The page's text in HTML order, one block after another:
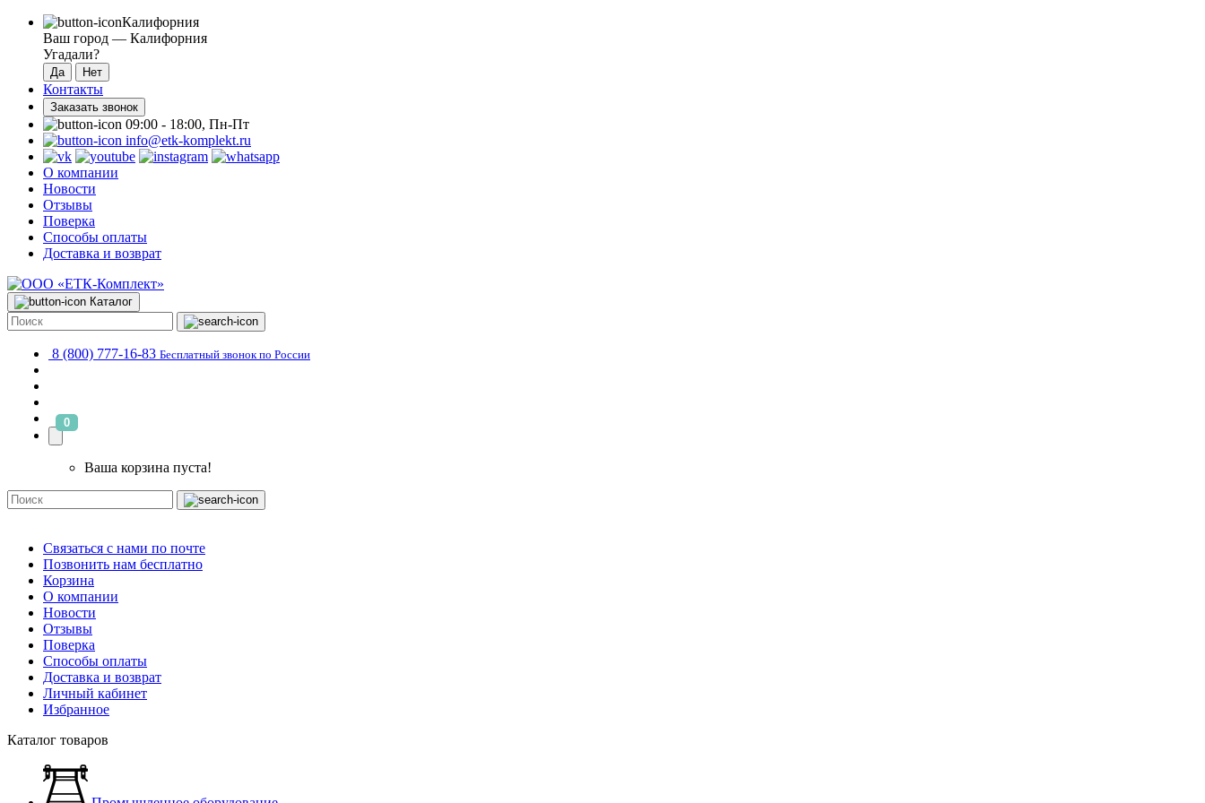
Калифорния
Ваш город — Калифорния
Угадали?
Контакты
Заказать звонок
09:00 - 18:00, Пн-Пт
info@etk-komplekt.ru
О компании
Новости
Отзывы
Поверка
Способы оплаты
Доставка и возврат
Каталог
8 (800) 777-16-83 Бесплатный звонок по России
0
Ваша корзина пуста!
Связаться с нами по почте
Позвонить нам бесплатно
Корзина
О компании
Новости
Отзывы
Поверка
Способы оплаты
Доставка и возврат
Личный кабинет
Избранное
Каталог товаров